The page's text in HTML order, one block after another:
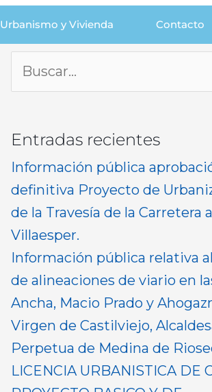
Urbanismo y Vivienda Contacto
Buscar
por:
Entradas recientes
Información pública
definitiva Proyecto de
de la Travesía de la Carretera a
Villaesper.
Información pública relativa
de alineaciones de viario en
Ancha, Macio Prado y
Virgen de Castilviejo,
Perpetua de Medina de
LICENCIA URBANISTICA DE